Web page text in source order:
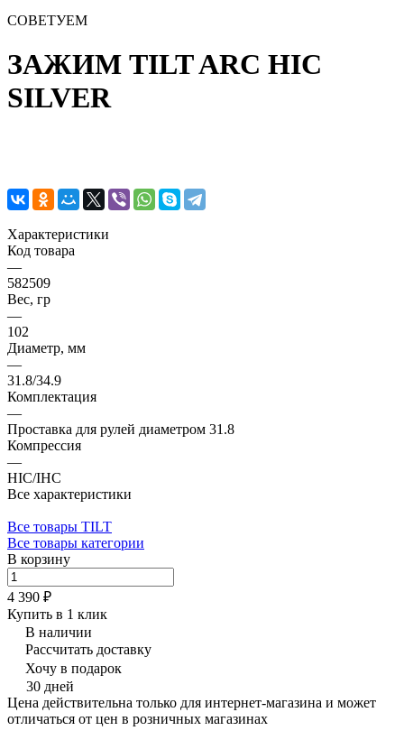
СОВЕТУЕМ
ЗАЖИМ TILT ARC HIC
SILVER
Характеристики
Код товара
—
582509
Вес, гр
—
102
Диаметр, мм
—
31.8/34.9
Комплектация
—
Проставка для рулей диаметром 31.8
Компрессия
—
HIC/IHC
Все характеристики
Все товары TILT
Все товары категории
В корзину
4 390 ₽
Купить в 1 клик
В наличии
Рассчитать доставку
Хочу в подарок
30 дней
Цена действительна только для интернет-магазина и может
отличаться от цен в розничных магазинах